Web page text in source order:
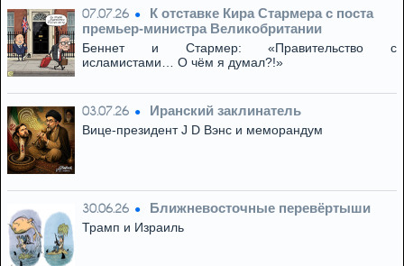
07.07.26
К отставке Кира Стармера с поста
премьер-министра Великобритании
Беннет и Стармер: «Правительство с
исламистами… О чём я думал?!»
03.07.26 Иранский заклинатель
Вице-президент J D Вэнс и меморандум
30.06.26 Ближневосточные перевёртыши
Трамп и Израиль